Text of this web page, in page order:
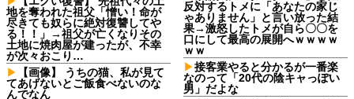
地を奪われた祖父「憎い！命が
尽きても奴らに絶対復讐してや
る！！」→祖父が亡くなりその
土地に焼肉屋が建ったが、不幸
が次々おこり…
【画像】 うちの猫、私が見て
てあげないとご飯食べないのな
んでなん
反対するトメに「あなたの家じ
ゃありません」と言い放った結
果→激怒したトメが自ら〇〇を
口にして最高の展開へｗｗｗｗ
ｗｗ
接客業やると分かるが一番楽
なのって「20代の陰キャっぽい
男」だよな